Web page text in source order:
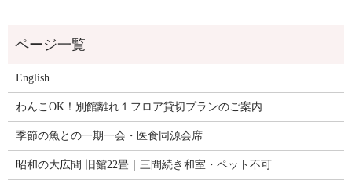
English
わんこOK！別館離れ１フロア貸切プランのご案内
季節の魚との一期一会・医食同源会席
昭和の大広間 旧館22畳｜三間続き和室・ペット不可